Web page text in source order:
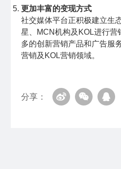
更加丰富的变现方式
社交媒体平台正积极建立生
星、MCN机构及KOL进行营
多的创新营销产品和广告服
营销及KOL营销领域。
分享：